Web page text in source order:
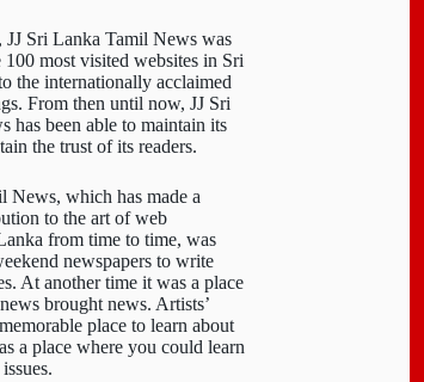
JJ Sri Lanka Tamil News was
100 most visited websites in Sri
the internationally acclaimed
From then until now, JJ Sri
has been able to maintain its
the trust of its readers.
News, which has made a
to the art of web
from time to time, was
newspapers to write
At another time it was a place
brought news. Artists’
place to learn about
a place where you could learn